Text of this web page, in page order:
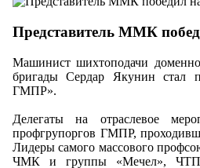
Представитель ММК
Машинист шихтоподачи
бригады Сердар Якунин стал
ГМПР».
Делегаты на отраслевое
профгрупоргов ГМПР,
Лидеры самого массового
ЧМК и группы «Мечел», ЧТПЗ,